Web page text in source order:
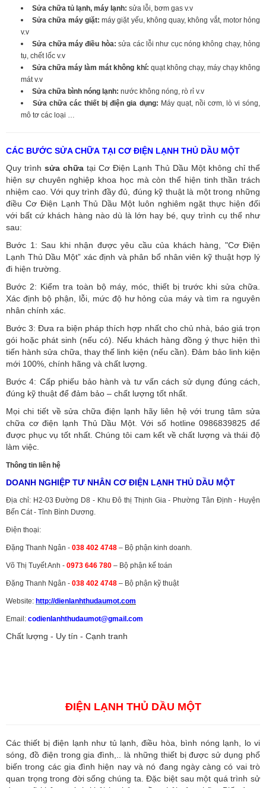
Sửa chữa tủ lạnh, máy lạnh: sửa lỗi, bơm gas v.v
Sửa chữa máy giặt:máy giặt yếu, không quay, không vắt, motor hỏng
v.v
Sửa chữa máy điều hòa: sửa các lỗi như cục nóng không chạy, hỏng
tụ, chết lốc v.v
Sửa chữa máy làm mát không khí: quạt không chạy, máy chạy không
mát v.v
Sửa chữa bình nóng lạnh: nước không nóng, rò rỉ v.v
Sửa chữa các thiết bị điện gia dụng: Máy quạt, nồi cơm, lò vi sóng,
mô tơ các loại …
CÁC BƯỚC SỬA CHỮA TẠI CƠ ĐIỆN LẠNH THỦ DẦU MỘT
Quy trình sửa chữa tại Cơ Điện Lạnh Thủ Dầu Một không chỉ thể
hiện sự chuyên nghiệp khoa học mà còn thể hiện tinh thần trách
nhiệm cao. Với quy trình đầy đủ, đúng kỹ thuật là một trong những
điều Cơ Điện Lạnh Thủ Dầu Một luôn nghiêm ngặt thực hiện đối
với bất cứ khách hàng nào dù là lớn hay bé, quy trình cụ thể như
sau:
Bước 1: Sau khi nhận được yêu cầu của khách hàng, "Cơ Điện
Lạnh Thủ Dầu Một” xác định và phân bổ nhân viên kỹ thuật hợp lý
đi hiện trường.
Bước 2: Kiểm tra toàn bộ máy, móc, thiết bị trước khi sửa chữa.
Xác định bộ phận, lỗi, mức độ hư hỏng của máy và tìm ra nguyên
nhân chính xác.
Bước 3: Đưa ra biện pháp thích hợp nhất cho chủ nhà, báo giá trọn
gói hoặc phát sinh (nếu có). Nếu khách hàng đồng ý thực hiện thì
tiến hành sửa chữa, thay thế linh kiện (nếu cần). Đảm bảo linh kiện
mới 100%, chính hãng và chất lượng.
Bước 4: Cấp phiếu bảo hành và tư vấn cách sử dụng đúng cách,
đúng kỹ thuật để đảm bảo – chất lượng tốt nhất.
Mọi chi tiết về sửa chữa điện lạnh hãy liên hệ với trung tâm sửa
chữa cơ điện lạnh Thủ Dầu Một. Với số hotline 0986839825 để
được phục vụ tốt nhất. Chúng tôi cam kết về chất lượng và thái độ
làm việc.
Thông tin liên hệ
DOANH NGHIỆP TƯ NHÂN CƠ ĐIỆN LẠNH THỦ DẦU MỘT
Địa chỉ: H2-03 Đường D8 - Khu Đô thị Thịnh Gia - Phường Tân Định - Huyện
Bến Cát - Tỉnh Bình Dương.
Điện thoại:
Đặng Thanh Ngân - 038 402 4748 – Bộ phận kinh doanh.
Võ Thị Tuyết Anh - 0973 646 780 – Bộ phận kế toán
Đặng Thanh Ngân - 038 402 4748 – Bộ phận kỹ thuật
Website: http://dienlanhthudaumot.com
Email: codienlanhthudaumot@gmail.com
Chất lượng - Uy tín - Cạnh tranh
ĐIỆN LẠNH THỦ DẦU MỘT
Các thiết bị điện lạnh như tủ lạnh, điều hòa, bình nóng lạnh, lo vi
sóng, đồ điện trong gia đình,.. là những thiết bị được sử dụng phổ
biến trong các gia đình hiện nay và nó đang ngày càng có vai trò
quan trọng trong đời sống chúng ta. Đặc biệt sau một quá trình sử